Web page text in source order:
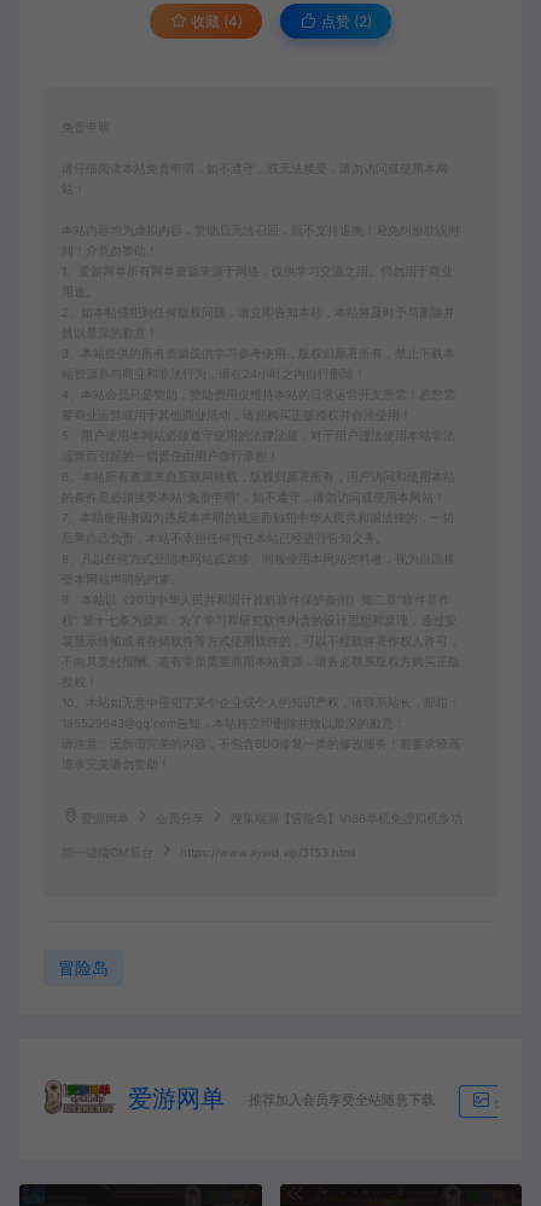
收藏 (4) 点赞 (2)
免责申明
请仔细阅读本站免责申明，如不遵守，或无法接受，请勿访问或使用本网
本站内容均为虚拟内容，赞助后无法召回，顾不支持退换！避免纠纷耽误时
间！介意勿赞助！
1、爱游网单所有网单资源来源于网络，仅供学习交流之用。切勿用于商业
2、如本帖侵犯到任何版权问题，请立即告知本站，本站将及时予与删除并
致以最深的歉意！
3、本站提供的所有资源仅供学习参考使用，版权归原著所有，禁止下载本
站资源参与商业和非法行为，请在24小时之内自行删除！
4、本站会员只是赞助，赞助费用仅维持本站的日常运营开支所需！若您需
要商业运营或用于其他商业活动，请您购买正版授权并合法使用！
5、用户使用本网站必须遵守使用的法律法规，对于用户违法使用本站非法
6、本站所有资源来自互联网转载，版权归原著所有，用户访问和使用本站
的条件是必须接受本站“免责申明”，如不遵守，请勿访问或使用本网站！
7、本站使用者因为违反本声明的规定而触犯中华人民共和国法律的，一切
后果自己负责，本站不承担任何责任本站已经进行告知义务。
8、凡以任何方式登陆本网站或直接、间接使用本网站资料者，视为自愿接
受本网站声明的约束。
9、本站以《2013中华人民共和国计算机软件保护条例》第二章"软件菩作
权” 第十七条为原则：为了学习和研究软件内含的设计思想和原理，通过安
装显示传输或者存储软件等方式使用软件的，可以不经软件著作权人许可，
不向其支付报酬。若有学员需要商用本站资源，请务必联系版权方购买正版
10、本站如无意中侵犯了某个企业或个人的知识产权，请联系站长，邮箱：
185529643@qq.com告知，本站将立即删除并致以最深的歉意！
请注意：无所谓完美的内容，不包含BUG修复一类的修改服务！若要求较高
追求完美请勿赞助！
爱游网单 搜集端游【冒险岛】V186单机免虚拟机多功
能一键端GM后台 https://www.aywd.vip/3153.html
冒险岛
爱游网单 推荐加入会员享受全站随意下载 生成海